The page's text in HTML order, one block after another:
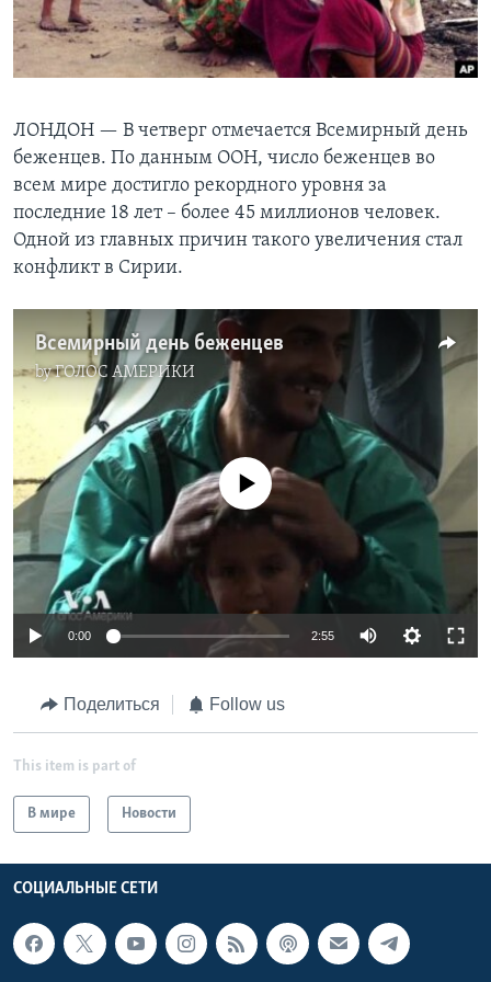
Learning English
Языки
ЛОНДОН — В четверг отмечается Всемирный день
беженцев. По данным ООН, число беженцев во
всем мире достигло рекордного уровня за
последние 18 лет – более 45 миллионов человек.
Одной из главных причин такого увеличения стал
конфликт в Сирии.
Всемирный день беженцев
byГОЛОС АМЕРИКИ
No media source currently available
0:00 2:55
Поделиться Follow us
This item is part of
В мире Новости
СОЦИАЛЬНЫЕ СЕТИ